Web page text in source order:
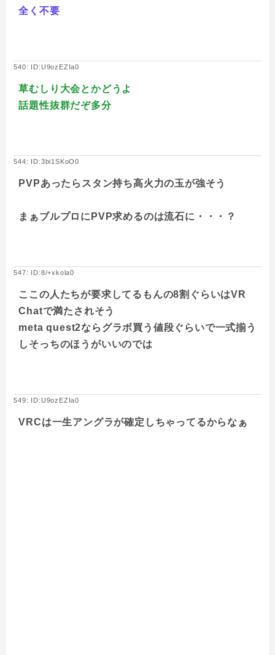
全く不要
540: ID:U9ozEZIa0
草むしり大会とかどうよ
話題性抜群だぞ多分
544: ID:3bi1SKoO0
PVPあったらスタン持ち高火力の玉が強そう
まぁブルプロにPVP求めるのは流石に・・・？
547: ID:8/+xkola0
ここの人たちが要求してるもんの8割ぐらいはVR
Chatで満たされそう
meta quest2ならグラボ買う値段ぐらいで一式揃う
しそっちのほうがいいのでは
549: ID:U9ozEZIa0
VRCは一生アングラが確定しちゃってるからなぁ